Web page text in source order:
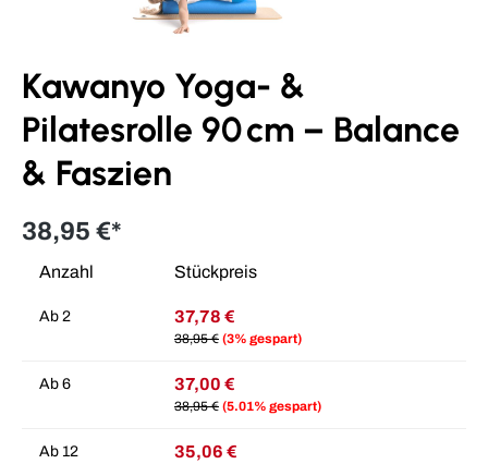
Kawanyo Yoga- &
Pilatesrolle 90 cm – Balance
& Faszien
38,95 €*
Anzahl Stückpreis
Ab 2 37,78 €
38,95 € (3% gespart)
Ab 6 37,00 €
38,95 € (5.01% gespart)
Ab 12 35,06 €